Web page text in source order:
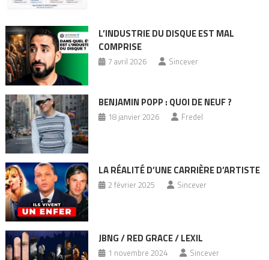
L’INDUSTRIE DU DISQUE EST MAL
COMPRISE
7 avril 2026 Sincever
BENJAMIN POPP : QUOI DE NEUF ?
18 janvier 2026 Fredel
LA RÉALITÉ D’UNE CARRIÈRE D’ARTISTE
2 février 2025 Sincever
JBNG / RED GRACE / LEXIL
1 novembre 2024 Sincever